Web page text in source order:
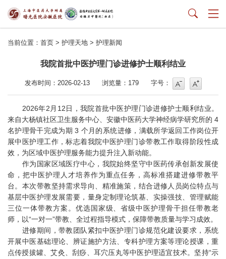
当前位置： 首页 > 护理天地 > 护理新闻
我院首批中医护理门诊进修护士顺利结业
发布时间：2026-02-13 浏览量： 179 字号：
字号字号增大
2026年2月12日，我院首批中医护理门诊进修护士顺利结业。
来自大杨镇社区卫生服务中心、安徽中医药大学神经病学研究所的 4
名护理骨干完成为期 3 个月的系统进修，满载所学返回工作岗位开
展中医护理工作，标志着我院中医护理门诊带教工作取得阶段性成
效，为区域中医护理服务能力提升注入新动能。
作为国家区域医疗中心，我院始终坚守中医药传承创新发展使
命，把中医护理人才培养作为重点任务，高标准搭建进修带教平
台。本次带教坚持需求导向、精准施策，结合进修人员岗位特点与
基层中医护理发展需要，量身定制理论筑基、实操强技、管理赋能
三位一体带教方案。优选国家级、省级中医护理骨干担任带教老
师，以“一对一”带教、全过程指导模式，保障带教质量与学习成效。
进修期间，带教团队紧扣中医护理门诊规范化建设要求，系统
开展中医基础理论、辨证施护方法、专科护理方案等理论授课，重
点传授拔罐、艾灸、刮痧、耳穴压丸等中医护理适宜技术。坚持“示